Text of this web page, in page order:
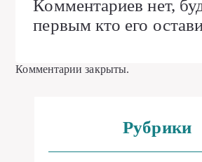
Комментариев нет,
первым кто его
Комментарии закрыты.
Рубрики